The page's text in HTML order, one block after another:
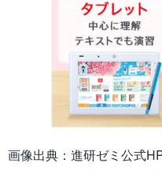
画像出典：進研ゼミ公式